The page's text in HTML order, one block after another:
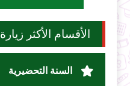
الأقسام الأكثر زيارة
السنة التحضيرية